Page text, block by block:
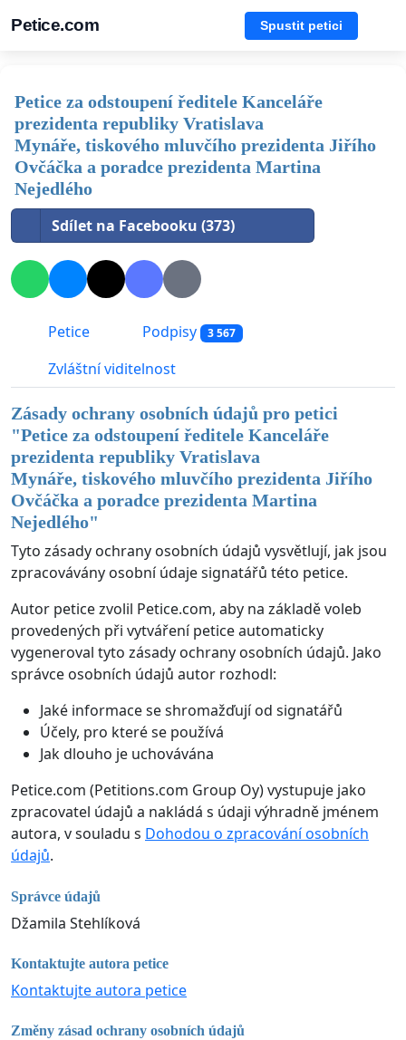
Petice.com Spustit petici
Petice za odstoupení ředitele Kanceláře
prezidenta republiky Vratislava
Mynáře, tiskového mluvčího prezidenta Jiřího
Ovčáčka a poradce prezidenta Martina
Nejedlého
Sdílet na Facebooku (373)
Petice Podpisy 3 567
Zvláštní viditelnost
Zásady ochrany osobních údajů pro petici
"Petice za odstoupení ředitele Kanceláře
prezidenta republiky Vratislava
Mynáře, tiskového mluvčího prezidenta Jiřího
Ovčáčka a poradce prezidenta Martina
Nejedlého"
Tyto zásady ochrany osobních údajů vysvětlují, jak jsou
zpracovávány osobní údaje signatářů této petice.
Autor petice zvolil Petice.com, aby na základě voleb
provedených při vytváření petice automaticky
vygeneroval tyto zásady ochrany osobních údajů. Jako
správce osobních údajů autor rozhodl:
Jaké informace se shromažďují od signatářů
Účely, pro které se používá
Jak dlouho je uchovávána
Petice.com (Petitions.com Group Oy) vystupuje jako
zpracovatel údajů a nakládá s údaji výhradně jménem
autora, v souladu s Dohodou o zpracování osobních
údajů.
Správce údajů
Džamila Stehlíková
Kontaktujte autora petice
Kontaktujte autora petice
Změny zásad ochrany osobních údajů